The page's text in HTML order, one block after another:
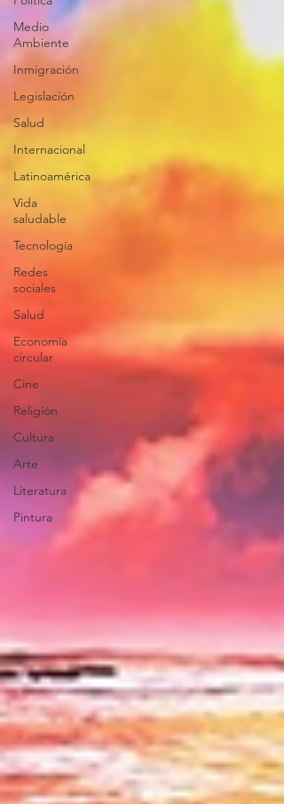
Medio
Ambiente
Inmigración
Legislación
Salud
Internacional
Latinoamérica
Vida
saludable
Tecnología
Redes
sociales
Salud
Economía
circular
Cine
Religión
Cultura
Arte
Literatura
Pintura